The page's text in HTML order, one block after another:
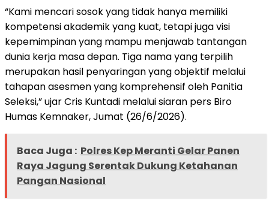
“Kami mencari sosok yang tidak hanya memiliki
kompetensi akademik yang kuat, tetapi juga visi
kepemimpinan yang mampu menjawab tantangan
dunia kerja masa depan. Tiga nama yang terpilih
merupakan hasil penyaringan yang objektif melalui
tahapan asesmen yang komprehensif oleh Panitia
Seleksi,” ujar Cris Kuntadi melalui siaran pers Biro
Humas Kemnaker, Jumat (26/6/2026).
Baca Juga : Polres Kep Meranti Gelar Panen
Raya Jagung Serentak Dukung Ketahanan
Pangan Nasional